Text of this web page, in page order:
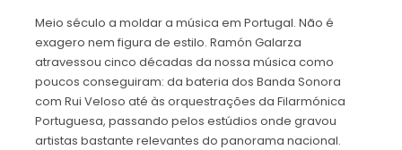
Meio século a moldar a música em Portugal. Não é
exagero nem figura de estilo. Ramón Galarza
atravessou cinco décadas da nossa música como
poucos conseguiram: da bateria dos Banda Sonora
com Rui Veloso até às orquestrações da Filarmónica
Portuguesa, passando pelos estúdios onde gravou
artistas bastante relevantes do panorama nacional.